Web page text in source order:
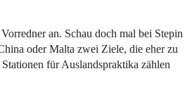
an. Schau doch mal bei Stepin
oder Malta zwei Ziele, die eher zu
für Auslandspraktika zählen